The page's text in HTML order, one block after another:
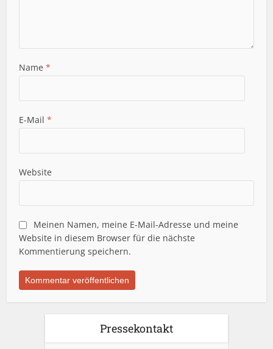
Name*
E-Mail*
Website
Meinen Namen, meine E-Mail-Adresse und meine
Website in diesem Browser für die nächste
Kommentierung speichern.
Pressekontakt